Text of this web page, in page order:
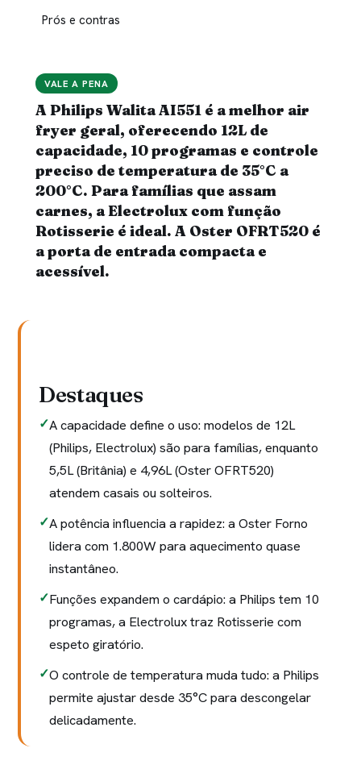
VALE A PENA
A Philips Walita AI551 é a melhor air
fryer geral, oferecendo 12L de
capacidade, 10 programas e controle
preciso de temperatura de 35°C a
200°C. Para famílias que assam
carnes, a Electrolux com função
Rotisserie é ideal. A Oster OFRT520 é
a porta de entrada compacta e
acessível.
Destaques
A capacidade define o uso: modelos de 12L
(Philips, Electrolux) são para famílias, enquanto
5,5L (Britânia) e 4,96L (Oster OFRT520)
atendem casais ou solteiros.
A potência influencia a rapidez: a Oster Forno
lidera com 1.800W para aquecimento quase
instantâneo.
Funções expandem o cardápio: a Philips tem 10
programas, a Electrolux traz Rotisserie com
espeto giratório.
O controle de temperatura muda tudo: a Philips
permite ajustar desde 35°C para descongelar
delicadamente.
Prós e contras